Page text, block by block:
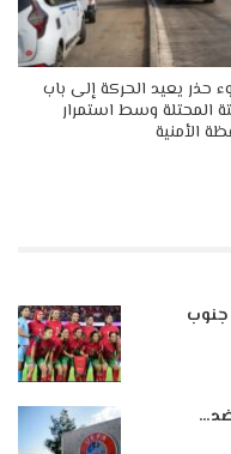
حذر يعيد الحركة إلى باب
المحتلة وسط استمرار
الأمنية
ضد…